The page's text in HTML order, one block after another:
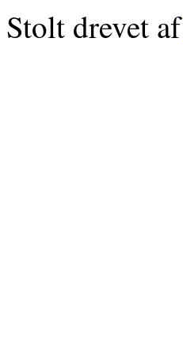
Stolt drevet af